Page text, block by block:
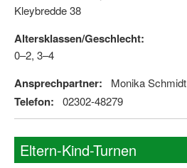
Kleybredde 38
Altersklassen/Geschlecht:
0–2, 3–4
Ansprechpartner: Monika Schmidt
Telefon: 02302-48279
Eltern-Kind-Turnen